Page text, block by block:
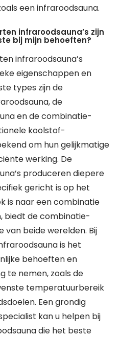
een infraroodsauna.
infraroodsauna’s zijn
bij mijn behoeften?
infraroodsauna’s
eigenschappen en
types zijn de
de
en de combinatie-
koolstof-
om hun gelijkmatige
werking. De
produceren diepere
gericht is op het
is naar een combinatie
biedt de combinatie-
beide werelden. Bij
is het
behoeften en
te nemen, zoals de
temperatuurbereik
Een grondig
kan u helpen bij
die het beste